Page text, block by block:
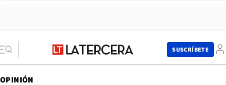
SUSCRÍBETE
OPINIÓN